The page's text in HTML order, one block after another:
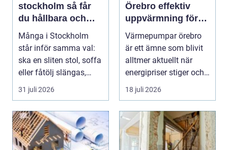
stockholm så får
du hållbara och
vackra möbler
Många i Stockholm
står inför samma val:
ska en sliten stol, soffa
eller fåtölj slängas,
säljas billi...
31 juli 2026
Örebro effektiv
uppvärmning för
hus och fastigheter
Värmepumpar örebro
är ett ämne som blivit
alltmer aktuellt när
energipriser stiger och
fler vill sän...
18 juli 2026